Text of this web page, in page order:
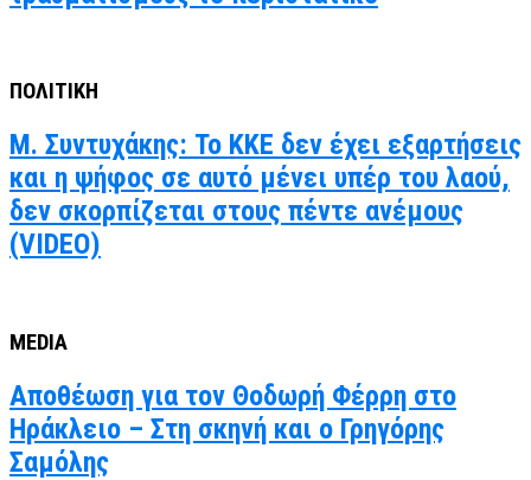
ΠΟΛΙΤΙΚΗ
Μ. Συντυχάκης: Το ΚΚΕ δεν έχει εξαρτήσεις
και η ψήφος σε αυτό μένει υπέρ του λαού,
δεν σκορπίζεται στους πέντε ανέμους
(VIDEO)
MEDIA
Αποθέωση για τον Θοδωρή Φέρρη στο
Ηράκλειο – Στη σκηνή και ο Γρηγόρης
Σαμόλης